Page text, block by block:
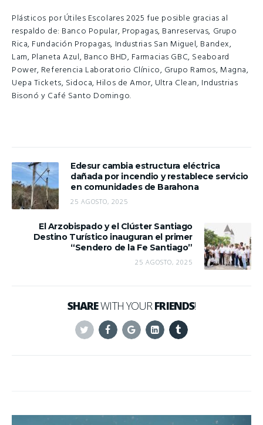
Plásticos por Útiles Escolares 2025 fue posible gracias al
respaldo de: Banco Popular, Propagas, Banreservas, Grupo
Rica, Fundación Propagas, Industrias San Miguel, Bandex,
Lam, Planeta Azul, Banco BHD, Farmacias GBC, Seaboard
Power, Referencia Laboratorio Clínico, Grupo Ramos, Magna,
Uepa Tickets, Sidoca, Hilos de Amor, Ultra Clean, Industrias
Bisonó y Café Santo Domingo.
Edesur cambia estructura eléctrica
dañada por incendio y restablece servicio
en comunidades de Barahona
25 AGOSTO, 2025
El Arzobispado y el Clúster Santiago
Destino Turístico inauguran el primer
“Sendero de la Fe Santiago”
25 AGOSTO, 2025
SHAREWITH YOUR FRIENDS!